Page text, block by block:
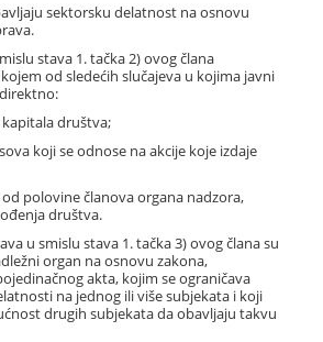
sektorsku delatnost na osnovu
stava 1. tačka 2) ovog člana
od sledećih slučajeva u kojima javni
društva;
koji se odnose na akcije koje izdaje
polovine članova organa nadzora,
društva.
u smislu stava 1. tačka 3) ovog člana su
organ na osnovu zakona,
akta, kojim se ograničava
na jednog ili više subjekata i koji
drugih subjekata da obavljaju takvu